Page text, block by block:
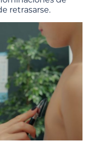
retrasarse.